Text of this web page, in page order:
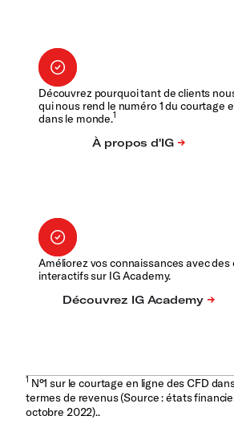
Découvrez pourquoi tant de clients
qui nous rend le numéro 1 du courtage
dans le monde.1
Améliorez vos connaissances avec des
interactifs sur IG Academy.
1N°1 sur le courtage en ligne des CFD
termes de revenus (Source : états
octobre 2022)..